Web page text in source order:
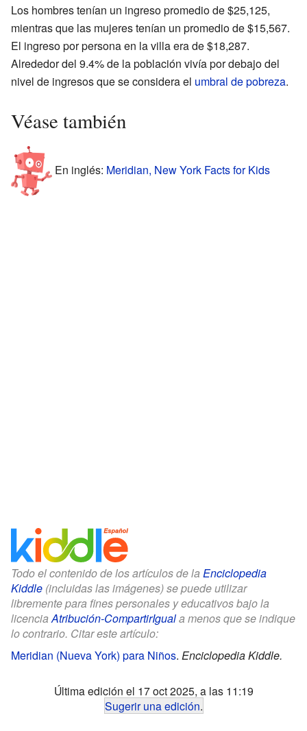
Los hombres tenían un ingreso promedio de $25,125,
mientras que las mujeres tenían un promedio de $15,567.
El ingreso por persona en la villa era de $18,287.
Alrededor del 9.4% de la población vivía por debajo del
nivel de ingresos que se considera el umbral de pobreza.
Véase también
En inglés: Meridian, New York Facts for Kids
Todo el contenido de los artículos de la Enciclopedia
Kiddle (incluidas las imágenes) se puede utilizar
libremente para fines personales y educativos bajo la
licenciaAtribución-CompartirIguala menos que se indique
lo contrario. Citar este artículo:
Meridian (Nueva York) para Niños. Enciclopedia Kiddle.
Última edición el 17 oct 2025, a las 11:19
Sugerir una edición.